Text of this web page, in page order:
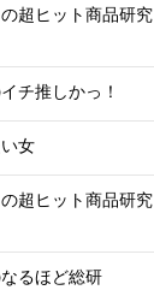
超ヒット商品研究
チ推しかっ！
女
超ヒット商品研究
るほど総研